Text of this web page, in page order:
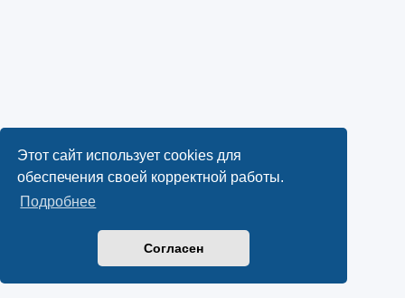
Этот сайт использует cookies для
обеспечения своей корректной работы.
Подробнее
Согласен